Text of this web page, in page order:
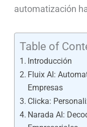
automatización
Table of
Introducción
Fluix AI:
Empresas
Clicka:
Narada AI: